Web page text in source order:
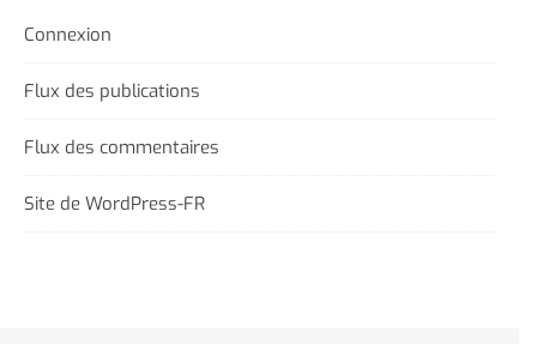
Connexion
Flux des publications
Flux des commentaires
Site de WordPress-FR